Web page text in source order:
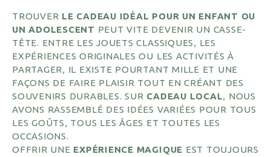
TROUVER LE CADEAU IDÉAL POUR UN ENFANT OU
UN ADOLESCENT PEUT VITE DEVENIR UN CASSE-
TÊTE. ENTRE LES JOUETS CLASSIQUES, LES
EXPÉRIENCES ORIGINALES OU LES ACTIVITÉS À
PARTAGER, IL EXISTE POURTANT MILLE ET UNE
FAÇONS DE FAIRE PLAISIR TOUT EN CRÉANT DES
SOUVENIRS DURABLES. SUR CADEAU LOCAL, NOUS
AVONS RASSEMBLÉ DES IDÉES VARIÉES POUR TOUS
LES GOÛTS, TOUS LES ÂGES ET TOUTES LES
OCCASIONS.
OFFRIR UNE EXPÉRIENCE MAGIQUE EST TOUJOURS